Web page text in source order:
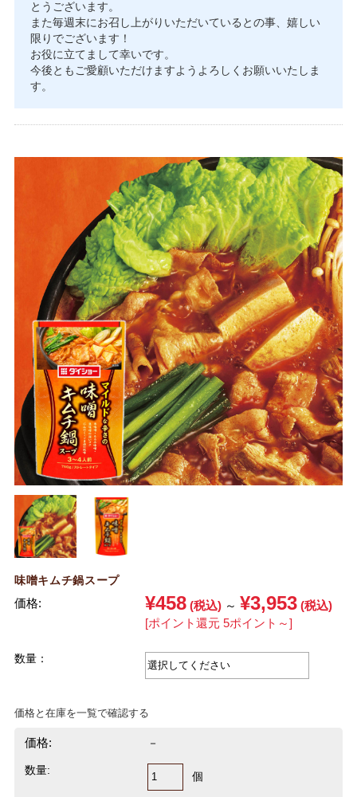
とうございます。
また毎週末にお召し上がりいただいているとの事、嬉しい
限りでございます！
お役に立てまして幸いです。
今後ともご愛顧いただけますようよろしくお願いいたしま
す。
味噌キムチ鍋スープ
価格: ¥458 (税込) ～ ¥3,953 (税込)
[ポイント還元 5ポイント～]
数量：
価格と在庫を一覧で確認する
価格: －
数量: 個